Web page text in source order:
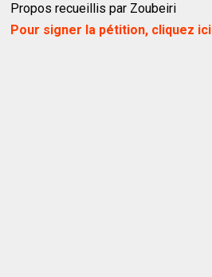
Propos recueillis par Zoubeiri
Pour signer la pétition, cliquez ici